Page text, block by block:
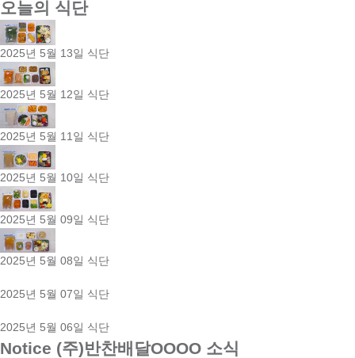
오늘의 식단
2025년 5월 13일 식단
2025년 5월 12일 식단
2025년 5월 11일 식단
2025년 5월 10일 식단
2025년 5월 09일 식단
2025년 5월 08일 식단
2025년 5월 07일 식단
2025년 5월 06일 식단
Notice (주)반찬배달OOOO 소식